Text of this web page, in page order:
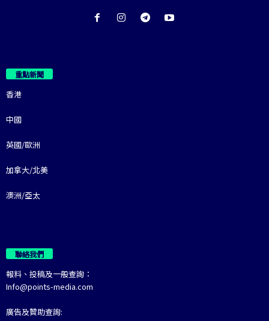
重點新聞
香港
中國
英國/歐洲
加拿大/北美
澳洲/亞太
聯絡我們
報料、投稿及一般查詢：
Info@points-media.com
廣告及贊助查詢: